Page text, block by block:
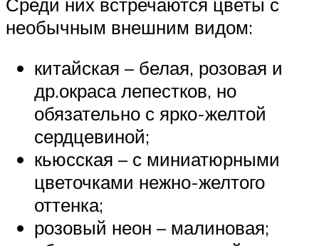
необычным внешним видом:
китайская – белая, розовая и
др.окраса лепестков, но
обязательно с ярко-желтой
сердцевиной;
кьюсская – с миниатюрными
цветочками нежно-желтого
оттенка;
розовый неон – малиновая;